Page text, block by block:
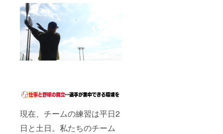
現在、チームの練習は平日2
日と土日。私たちのチーム